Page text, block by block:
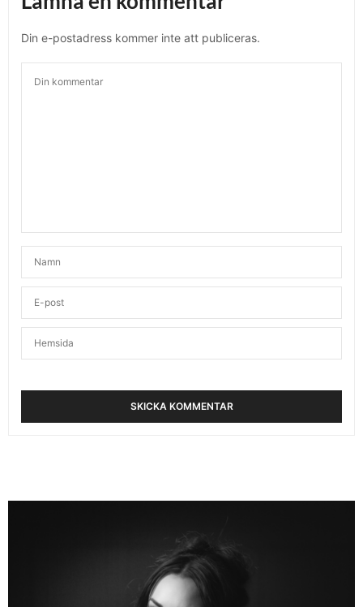
Din e-postadress kommer inte att publiceras.